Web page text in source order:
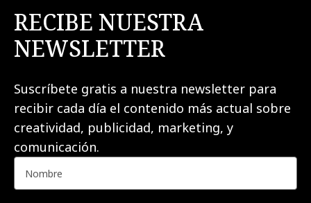
RECIBE NUESTRA
NEWSLETTER
Suscríbete gratis a nuestra newsletter para
recibir cada día el contenido más actual sobre
creatividad, publicidad, marketing, y
comunicación.